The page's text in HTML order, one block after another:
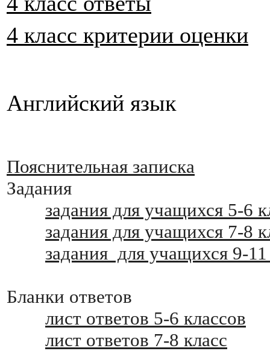
4 класс критерии оценки
Английский язык
Пояснительная записка
Задания
задания для учащихся 5-6
задания для учащихся 7-8
задания  для учащихся 9-11
Бланки ответов
лист ответов 5-6 классов
лист ответов 7-8 класс